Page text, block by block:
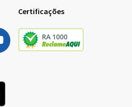
Certificações